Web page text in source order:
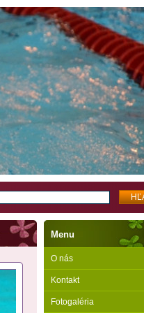
Menu
O nás
Kontakt
Fotogaléria